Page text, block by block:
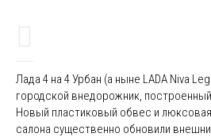
Лада 4 на 4 Урбан (а ныне LADA Niva
городской внедорожник,
Новый пластиковый обвес и
салона существенно обновили